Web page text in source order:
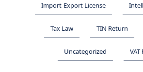
Import-Export License
Tax Law TIN Return
Uncategorized